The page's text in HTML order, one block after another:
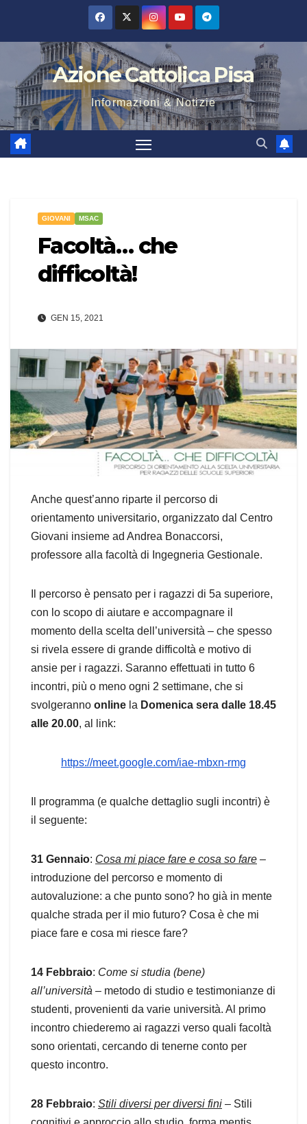
contenuto
Azione Cattolica Pisa
Informazioni & Notizie
GIOVANI MSAC
Facoltà… che
difficoltà!
GEN 15, 2021
Anche quest’anno riparte il percorso di
orientamento universitario, organizzato dal Centro
Giovani insieme ad Andrea Bonaccorsi,
professore alla facoltà di Ingegneria Gestionale.
Il percorso è pensato per i ragazzi di 5a superiore,
con lo scopo di aiutare e accompagnare il
momento della scelta dell’università – che spesso
si rivela essere di grande difficoltà e motivo di
ansie per i ragazzi. Saranno effettuati in tutto 6
incontri, più o meno ogni 2 settimane, che si
svolgeranno online la Domenica sera dalle 18.45
alle 20.00, al link:
https://meet.google.com/iae-mbxn-rmg
Il programma (e qualche dettaglio sugli incontri) è
il seguente:
31 Gennaio: Cosa mi piace fare e cosa so fare –
introduzione del percorso e momento di
autovaluzione: a che punto sono? ho già in mente
qualche strada per il mio futuro? Cosa è che mi
piace fare e cosa mi riesce fare?
14 Febbraio: Come si studia (bene)
all’università – metodo di studio e testimonianze di
studenti, provenienti da varie università. Al primo
incontro chiederemo ai ragazzi verso quali facoltà
sono orientati, cercando di tenerne conto per
questo incontro.
28 Febbraio: Stili diversi per diversi fini – Stili